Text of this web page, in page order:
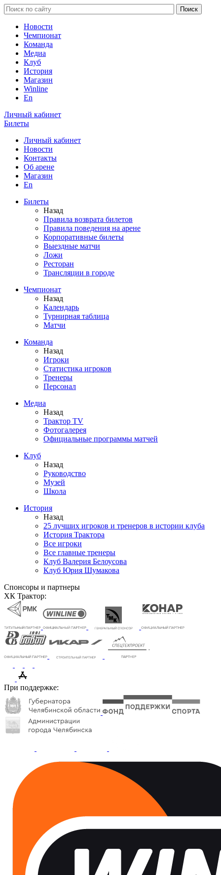
Новости
Чемпионат
Команда
Медиа
Клуб
История
Магазин
Winline
En
Личный кабинет
Билеты
Личный кабинет
Новости
Контакты
Об арене
Магазин
En
Билеты
Назад
Правила возврата билетов
Правила поведения на арене
Корпоративные билеты
Выездные матчи
Ложи
Ресторан
Трансляции в городе
Чемпионат
Назад
Календарь
Турнирная таблица
Матчи
Команда
Назад
Игроки
Статистика игроков
Тренеры
Персонал
Медиа
Назад
Трактор TV
Фотогалерея
Официальные программы матчей
Клуб
Назад
Руководство
Музей
Школа
История
Назад
25 лучших игроков и тренеров в истории клуба
История Трактора
Все игроки
Все главные тренеры
Клуб Валерия Белоусова
Клуб Юрия Шумакова
Спонсоры и партнеры
ХК Трактор:
При поддержке: